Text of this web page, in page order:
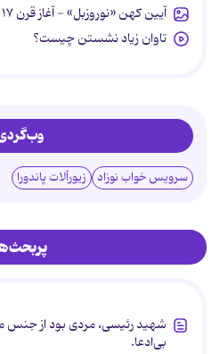
آیین کهن «نوروزبل» - آغاز قرن ۱۷ دیلمی
تاوان زیاد نشستن چیست؟
سرویس خواب نوزاد زیورآلات پاندورا
شهید رئیسی، مردی بود از جنس
بی‌ادعا.